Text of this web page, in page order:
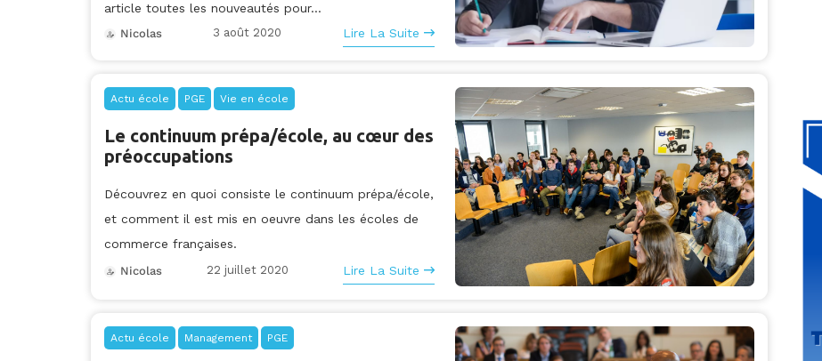
article toutes les nouveautés pour...
Nicolas 3 août 2020 Lire La Suite
Actu école PGE Vie en école
Le continuum prépa/école, au cœur des
préoccupations
Découvrez en quoi consiste le continuum prépa/école,
et comment il est mis en oeuvre dans les écoles de
commerce françaises.
Nicolas 22 juillet 2020 Lire La Suite
Actu école Management PGE